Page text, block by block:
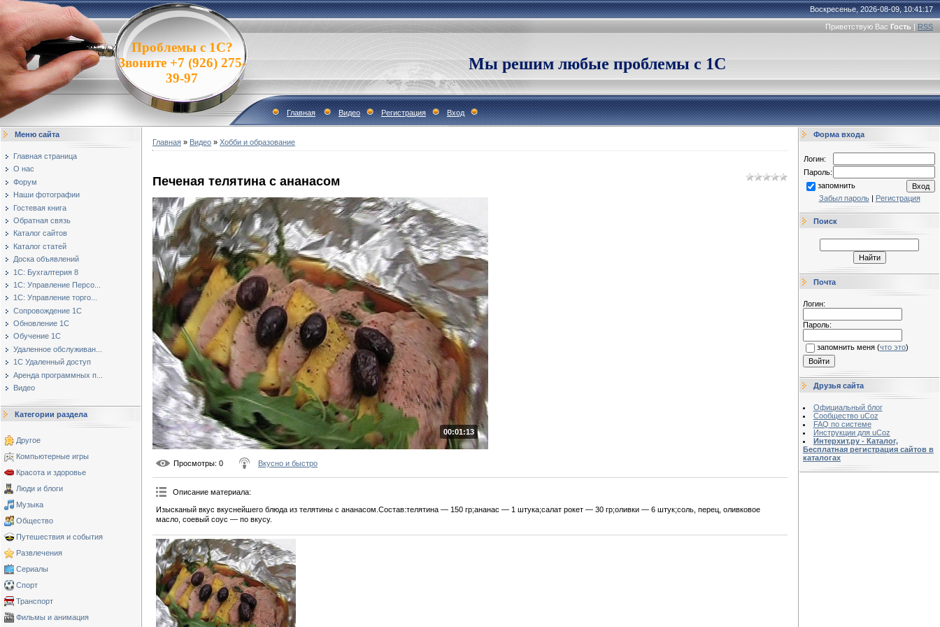
Проблемы с 1С?
Звоните +7 (926) 275-
39-97
Воскресенье, 2026-08-09, 10:41:17
Приветствую Вас Гость | RSS
Мы решим любые проблемы с 1С
Главная Видео Регистрация Вход
Меню сайта
Главная страница
О нас
Форум
Наши фотографии
Гостевая книга
Обратная связь
Каталог сайтов
Каталог статей
Доска объявлений
1С: Бухгалтерия 8
1С: Управление Персо...
1С: Управление торго...
Сопровождение 1С
Обновление 1С
Обучение 1С
Удаленное обслуживан...
1С Удаленный доступ
Аренда программных п...
Видео
Категории раздела
Другое
Компьютерные игры
Красота и здоровье
Люди и блоги
Музыка
Общество
Путешествия и события
Развлечения
Сериалы
Спорт
Транспорт
Фильмы и анимация
Главная » Видео » Хобби и образование
Печеная телятина с ананасом
00:01:13
Просмотры: 0 Вкусно и быстро
Описание материала:
Изысканый вкус вкуснейшего блюда из телятины с ананасом.Состав:телятина — 150 гр;ананас — 1 штука;салат рокет — 30 гр;оливки — 6 штук;соль, перец, оливковое
масло, соевый соус — по вкусу.
Форма входа
Логин:
Пароль:
запомнить
Забыл пароль| Регистрация
Поиск
Почта
Логин:
Пароль:
запомнить меня (что это)
Друзья сайта
Официальный блог
Сообщество uCoz
FAQ по системе
Инструкции для uCoz
Интерхит.ру - Каталог,
Бесплатная регистрация сайтов в
каталогах